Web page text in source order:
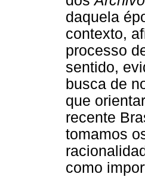
daquela
contexto,
processo
sentido,
busca de
que
recente
tomamos
como